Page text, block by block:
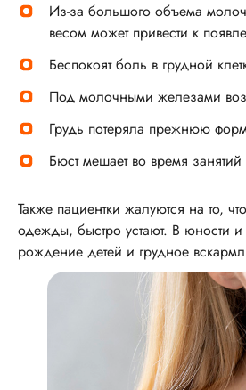
Из-за большого объема
весом может привести к
Беспокоят боль в грудной
Под молочными железами
Грудь потеряла прежнюю
Бюст мешает во время
Также пациентки жалуются на то,
одежды, быстро устают. В юности
рождение детей и грудное